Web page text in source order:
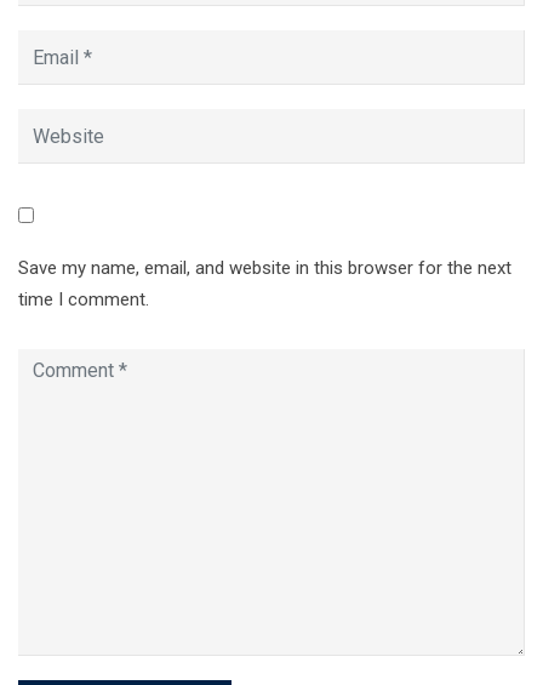
Save my name, email, and website in this browser for the next
time I comment.